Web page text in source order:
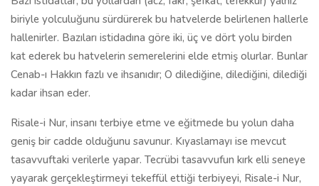
biriyle yolculuğunu sürdürerek bu hatvelerde belirlenen hallerle
hallenirler. Bazıları istidadına göre iki, üç ve dört yolu birden
kat ederek bu hatvelerin semerelerini elde etmiş olurlar. Bunlar
Cenab-ı Hakkın fazlı ve ihsanıdır; O dilediğine, dilediğini, dilediği
kadar ihsan eder.
Risale-i Nur, insanı terbiye etme ve eğitmede bu yolun daha
geniş bir cadde olduğunu savunur. Kıyaslamayı ise mevcut
tasavvuftaki verilerle yapar. Tecrübi tasavvufun kırk elli seneye
yayarak gerçekleştirmeyi tekeffül ettiği terbiyeyi, Risale-i Nur,